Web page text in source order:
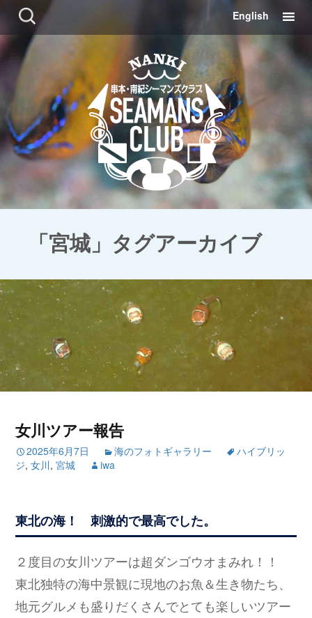
検
索:
コ
ン
ツ
に
English
「宮城」タグアーカイブ
女川ツアー報告
2025年6月7日 海のフォトギャラリー
ハイブリッ
ジ,女川,宮城 iwa
東北の海！ 刺激的で最高でした。
２度目の女川ツアーは超ダンゴウオまみれ！！
東北独特の海中景観に現地のお魚＆生き物たち、
地元グルメも盛りだくさんでとても楽しいツアー